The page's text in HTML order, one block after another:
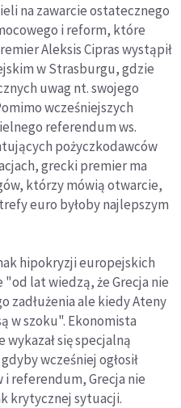
na zawarcie ostatecznego
i reform, które
Aleksis Cipras wystąpił
w Strasburgu, gdzie
uwag nt. swojego
wcześniejszych
referendum ws.
pożyczkodawców
grecki premier ma
którzy mówią otwarcie,
euro byłoby najlepszym
hipokryzji europejskich
lat wiedzą, że Grecja nie
zadłużenia ale kiedy Ateny
w szoku". Ekonomista
się specjalną
wcześniej ogłosił
referendum, Grecja nie
krytycznej sytuacji.